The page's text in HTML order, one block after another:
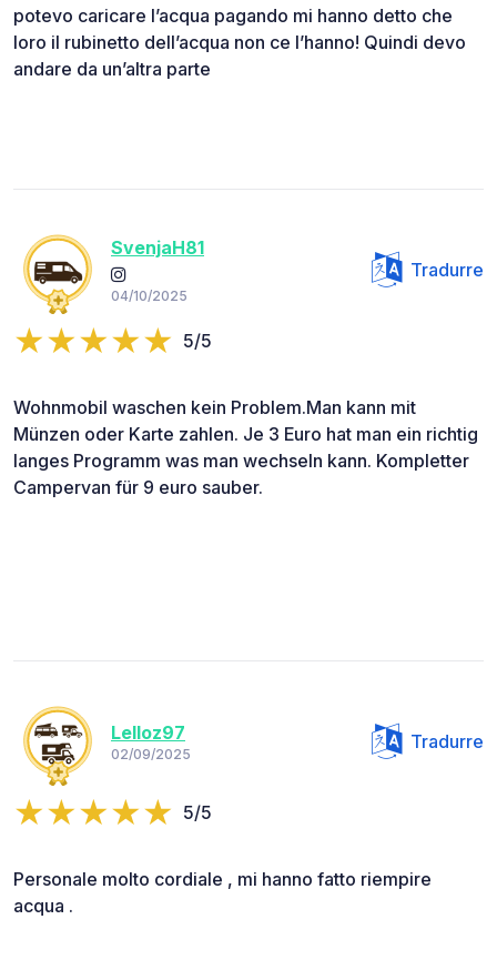
potevo caricare l’acqua pagando mi hanno detto che
loro il rubinetto dell’acqua non ce l’hanno! Quindi devo
andare da un’altra parte
SvenjaH81
04/10/2025
Tradurre
5/5
Wohnmobil waschen kein Problem.Man kann mit
Münzen oder Karte zahlen. Je 3 Euro hat man ein richtig
langes Programm was man wechseln kann. Kompletter
Campervan für 9 euro sauber.
Lelloz97
02/09/2025
Tradurre
5/5
Personale molto cordiale , mi hanno fatto riempire
acqua .